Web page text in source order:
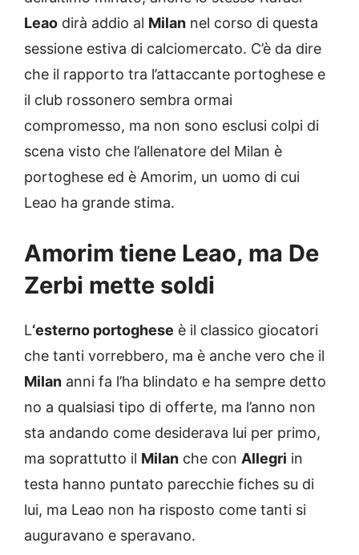
Leao dirà addio al Milan nel corso di questa
sessione estiva di calciomercato. C’è da dire
che il rapporto tra l’attaccante portoghese e
il club rossonero sembra ormai
compromesso, ma non sono esclusi colpi di
scena visto che l’allenatore del Milan è
portoghese ed è Amorim, un uomo di cui
Leao ha grande stima.
Amorim tiene Leao, ma De
Zerbi mette soldi
L‘esterno portoghese è il classico giocatori
che tanti vorrebbero, ma è anche vero che il
Milan anni fa l’ha blindato e ha sempre detto
no a qualsiasi tipo di offerte, ma l’anno non
sta andando come desiderava lui per primo,
ma soprattutto il Milan che con Allegri in
testa hanno puntato parecchie fiches su di
lui, ma Leao non ha risposto come tanti si
auguravano e speravano.